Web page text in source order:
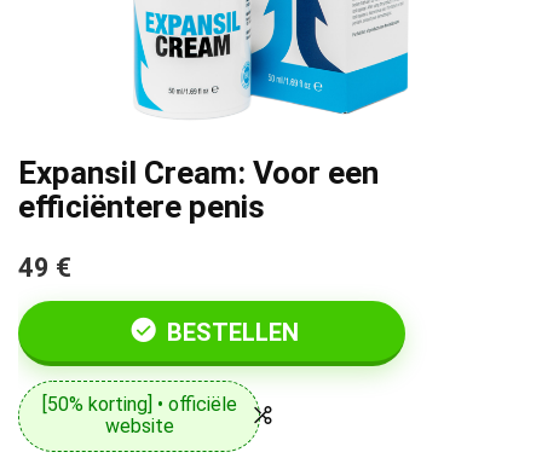
Expansil Cream: Voor een
efficiëntere penis
49 €
BESTELLEN
[50% korting] • officiële
website